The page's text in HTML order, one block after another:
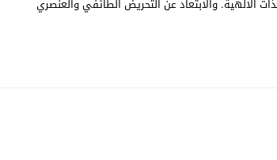
الالهية. والابتعاد عن التحريض الطائفي والعنصري